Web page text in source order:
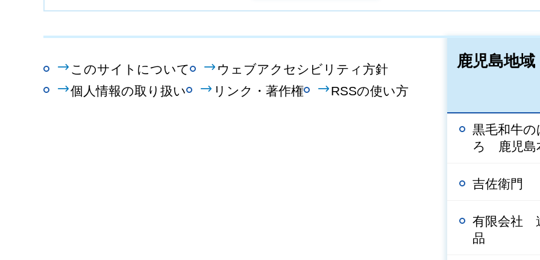
鹿児島地域
黒毛和牛の
ろ 鹿児島
吉佐衛門
有限会社
品
このサイトについて
ウェブアクセシビリティ方針
個人情報の取り扱い
リンク・著作権 RSSの使い方